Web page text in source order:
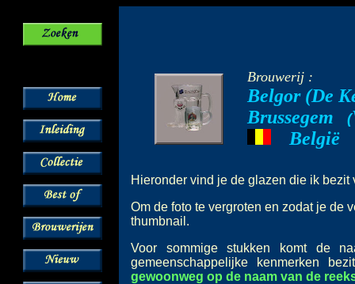
Brouwerij :
Belgor (De
Brussegem
(
België
Hieronder vind je de glazen die ik
Om de foto te vergroten en zodat je de
thumbnail.
Voor sommige stukken komt de
gemeenschappelijke kenmerken
gewoonweg op de naam van de